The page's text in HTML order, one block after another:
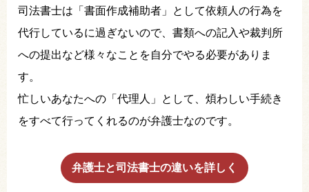
司法書士は「書面作成補助者」として依頼人の行為を
代行しているに過ぎないので、書類への記入や裁判所
への提出など様々なことを自分でやる必要がありま
す。
忙しいあなたへの「代理人」として、煩わしい手続き
をすべて行ってくれるのが弁護士なのです。
弁護士と司法書士の違いを詳しく